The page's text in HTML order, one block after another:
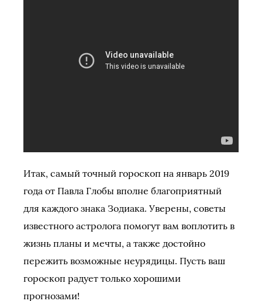
Итак, самый точный гороскоп на январь 2019
года от Павла Глобы вполне благоприятный
для каждого знака Зодиака. Уверены, советы
известного астролога помогут вам воплотить в
жизнь планы и мечты, а также достойно
пережить возможные неурядицы. Пусть ваш
гороскоп радует только хорошими
прогнозами!